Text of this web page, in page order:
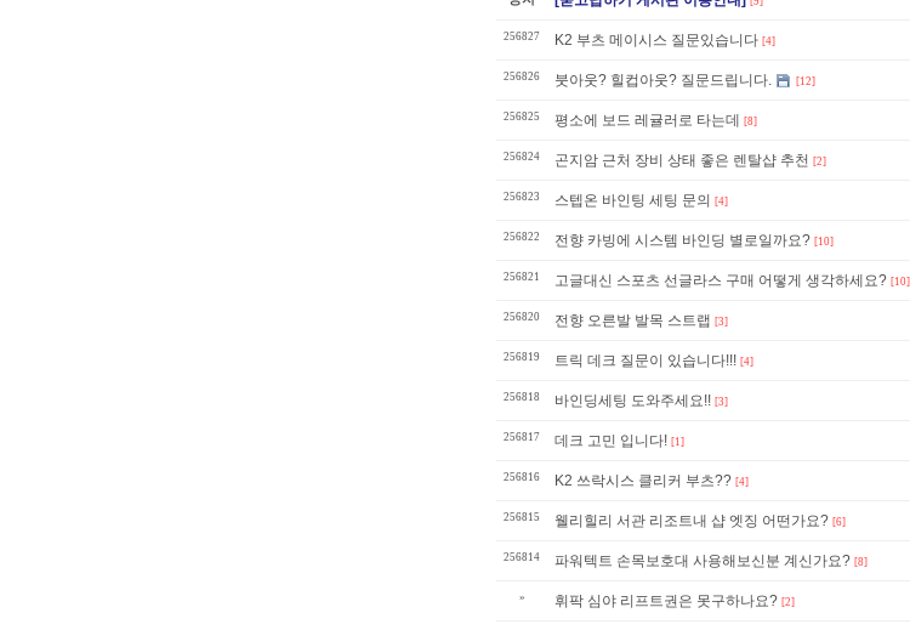
256827 K2 부츠 메이시스 질문있습니다 [4]
256826 붓아웃? 힐컵아웃? 질문드립니다. [12]
256825 평소에 보드 레귤러로 타는데 [8]
256824 곤지암 근처 장비 상태 좋은 렌탈샵 추천 [2]
256823 스텝온 바인팅 세팅 문의 [4]
256822 전향 카빙에 시스템 바인딩 별로일까요? [10]
256821 고글대신 스포츠 선글라스 구매 어떻게 생각하세요? [10]
256820 전향 오른발 발목 스트랩 [3]
256819 트릭 데크 질문이 있습니다!!! [4]
256818 바인딩세팅 도와주세요!! [3]
256817 데크 고민 입니다! [1]
256816 K2 쓰락시스 클리커 부츠?? [4]
256815 웰리힐리 서관 리조트내 샵 엣징 어떤가요? [6]
256814 파워텍트 손목보호대 사용해보신분 계신가요? [8]
» 휘팍 심야 리프트권은 못구하나요? [2]